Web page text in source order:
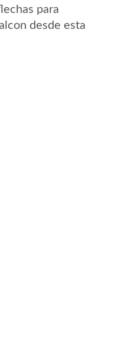
para
desde esta